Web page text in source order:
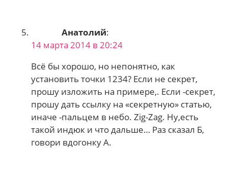
Анатолий:
14 марта 2014 в 20:24
Всё бы хорошо, но непонятно, как
установить точки 1234? Если не секрет,
прошу изложить на примере,. Если -секрет,
прошу дать ссылку на «секретную» статью,
иначе -пальцем в небо. Zig-Zag. Ну,есть
такой индюк и что дальше… Раз сказал Б,
говори вдогонку А.